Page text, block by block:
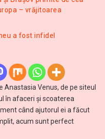
– vrăjitoarea
a fost infidel
Venus, de pe siteul
în afaceri și scoaterea
când ajutorul ei a făcut
acum sunt perfect